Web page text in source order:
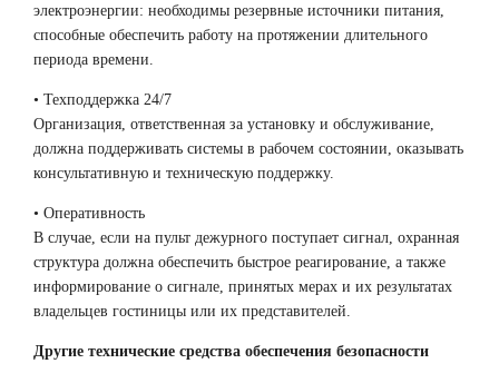
электроэнергии: необходимы резервные источники питания,
способные обеспечить работу на протяжении длительного
периода времени.
• Техподдержка 24/7
Организация, ответственная за установку и обслуживание,
должна поддерживать системы в рабочем состоянии, оказывать
консультативную и техническую поддержку.
• Оперативность
В случае, если на пульт дежурного поступает сигнал, охранная
структура должна обеспечить быстрое реагирование, а также
информирование о сигнале, принятых мерах и их результатах
владельцев гостиницы или их представителей.
Другие технические средства обеспечения безопасности